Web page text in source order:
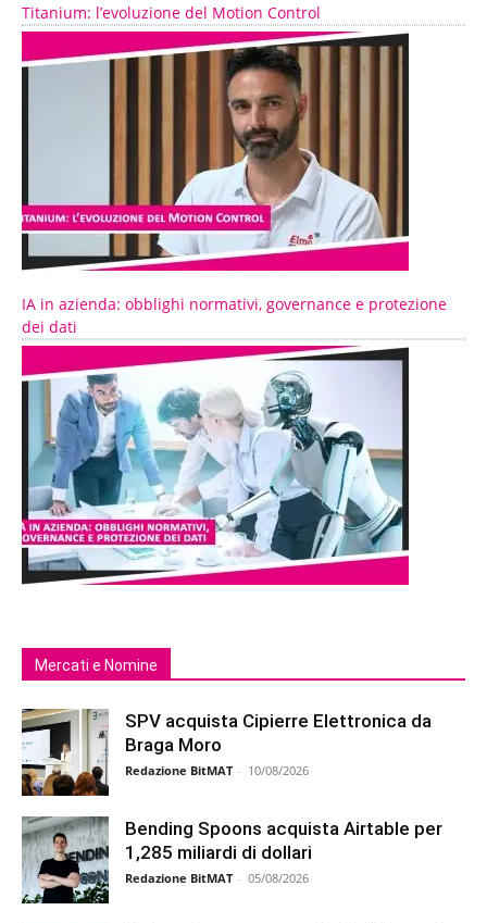
Titanium: l’evoluzione del Motion Control
IA in azienda: obblighi normativi, governance e protezione
dei dati
Mercati e Nomine
SPV acquista Cipierre Elettronica da
Braga Moro
Redazione BitMAT - 10/08/2026
Bending Spoons acquista Airtable per
1,285 miliardi di dollari
Redazione BitMAT - 05/08/2026